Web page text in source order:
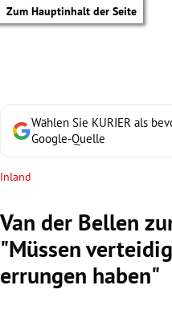
Zum Hauptinhalt der Seite
Wählen Sie KURIER als
Google-Quelle
Inland
Van der Bellen
"Müssen
errungen haben"